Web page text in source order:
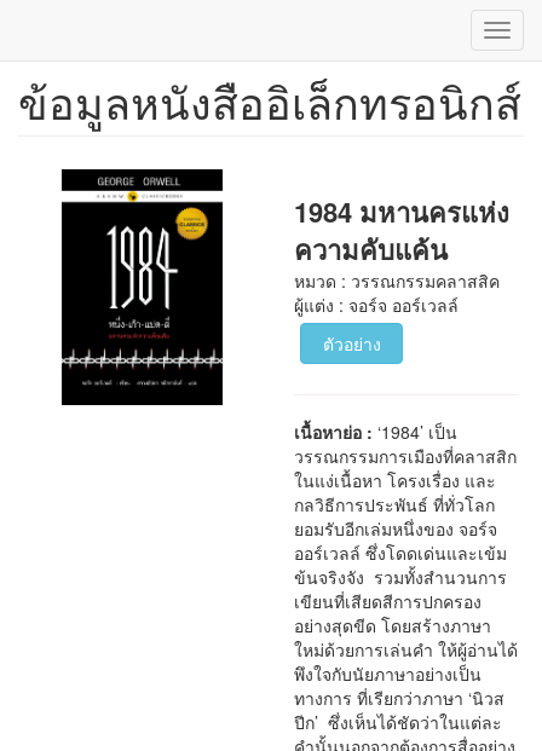
ข้าม
ข้อมูลหนังสืออิเล็กทรอนิกส์
1984 มหานครแห่ง
ความคับแค้น
หมวด : วรรณกรรมคลาสสิค
ผู้แต่ง : จอร์จ ออร์เวลล์
ตัวอย่าง
เนื้อหาย่อ : ‘1984’ เป็น
วรรณกรรมการเมืองที่คลาสสิก
ในแง่เนื้อหา โครงเรื่อง และ
กลวิธีการประพันธ์ ที่ทั่วโลก
ยอมรับอีกเล่มหนึ่งของ จอร์จ
ออร์เวลล์ ซึ่งโดดเด่นและเข้ม
ข้นจริงจัง รวมทั้งสำนวนการ
เขียนที่เสียดสีการปกครอง
อย่างสุดขีด โดยสร้างภาษา
ใหม่ด้วยการเล่นคำ ให้ผู้อ่านได้
พึงใจกับนัยภาษาอย่างเป็น
ทางการ ที่เรียกว่าภาษา ‘นิวส
ปีก’ ซึ่งเห็นได้ชัดว่าในแต่ละ
คำนั้นนอกจากต้องการสื่ออย่าง